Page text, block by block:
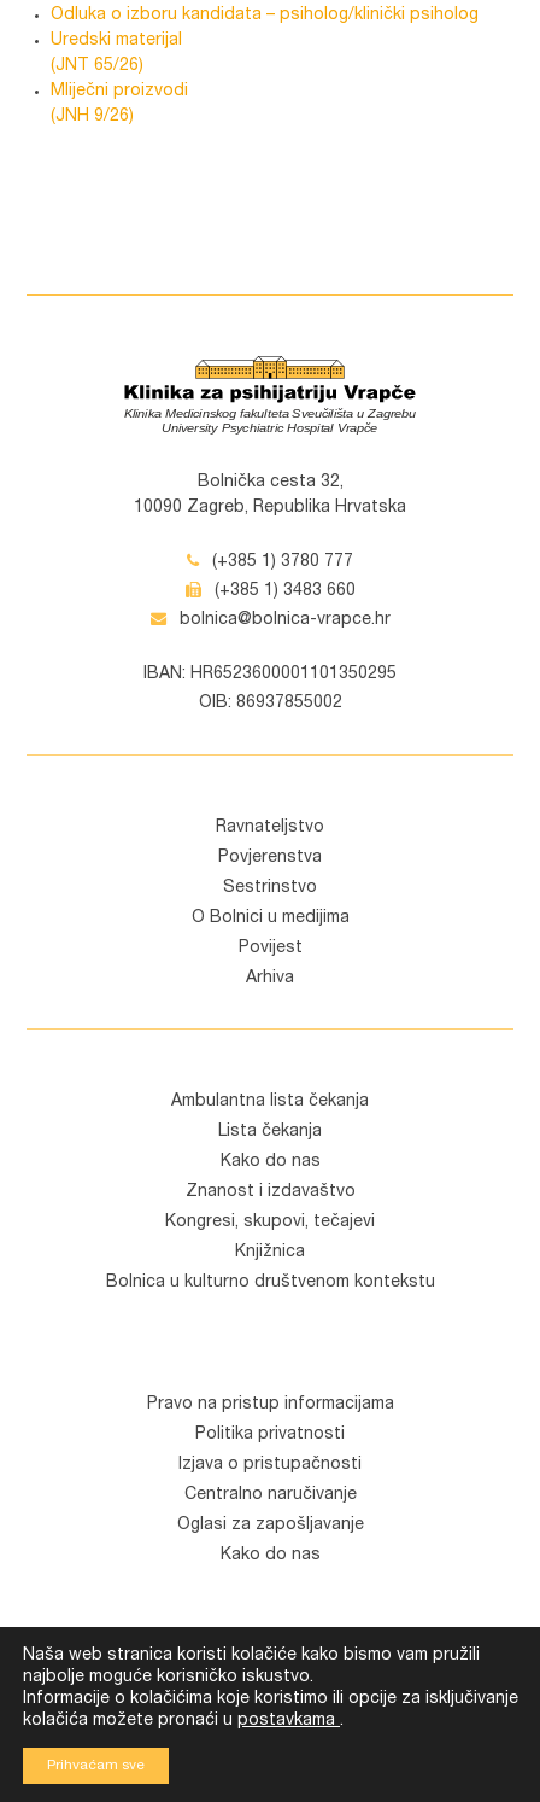
Odluka o izboru kandidata – psiholog/klinički psiholog
Uredski materijal
(JNT 65/26)
Mliječni proizvodi
(JNH 9/26)
Bolnička cesta 32,
10090 Zagreb, Republika Hrvatska
(+385 1) 3780 777
(+385 1) 3483 660
bolnica@bolnica-vrapce.hr
IBAN: HR6523600001101350295
OIB: 86937855002
Ravnateljstvo
Povjerenstva
Sestrinstvo
O Bolnici u medijima
Povijest
Arhiva
Ambulantna lista čekanja
Lista čekanja
Kako do nas
Znanost i izdavaštvo
Kongresi, skupovi, tečajevi
Knjižnica
Bolnica u kulturno društvenom kontekstu
Pravo na pristup informacijama
Politika privatnosti
Izjava o pristupačnosti
Centralno naručivanje
Oglasi za zapošljavanje
Kako do nas
© Klinika za psihijatriju "Vrapče". Sva prava zadržana.
DevelopmentDevexus
Naša web stranica koristi kolačiće kako bismo vam pružili
najbolje moguće korisničko iskustvo.
Informacije o kolačićima koje koristimo ili opcije za isključivanje
kolačića možete pronaći u postavkama .
Prihvaćam sve